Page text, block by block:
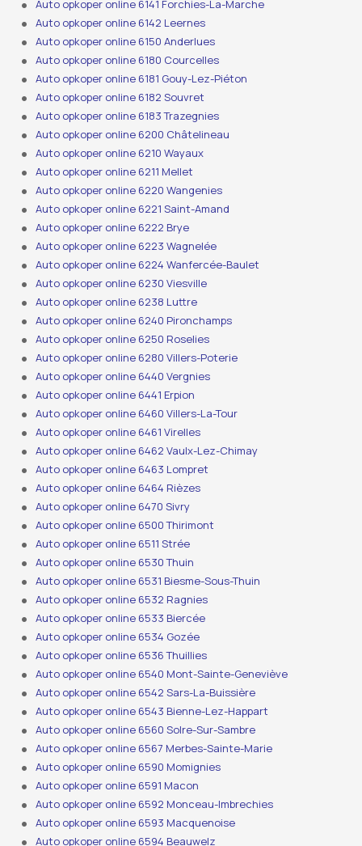
Auto opkoper online 6141 Forchies-La-Marche
Auto opkoper online 6142 Leernes
Auto opkoper online 6150 Anderlues
Auto opkoper online 6180 Courcelles
Auto opkoper online 6181 Gouy-Lez-Piéton
Auto opkoper online 6182 Souvret
Auto opkoper online 6183 Trazegnies
Auto opkoper online 6200 Châtelineau
Auto opkoper online 6210 Wayaux
Auto opkoper online 6211 Mellet
Auto opkoper online 6220 Wangenies
Auto opkoper online 6221 Saint-Amand
Auto opkoper online 6222 Brye
Auto opkoper online 6223 Wagnelée
Auto opkoper online 6224 Wanfercée-Baulet
Auto opkoper online 6230 Viesville
Auto opkoper online 6238 Luttre
Auto opkoper online 6240 Pironchamps
Auto opkoper online 6250 Roselies
Auto opkoper online 6280 Villers-Poterie
Auto opkoper online 6440 Vergnies
Auto opkoper online 6441 Erpion
Auto opkoper online 6460 Villers-La-Tour
Auto opkoper online 6461 Virelles
Auto opkoper online 6462 Vaulx-Lez-Chimay
Auto opkoper online 6463 Lompret
Auto opkoper online 6464 Rièzes
Auto opkoper online 6470 Sivry
Auto opkoper online 6500 Thirimont
Auto opkoper online 6511 Strée
Auto opkoper online 6530 Thuin
Auto opkoper online 6531 Biesme-Sous-Thuin
Auto opkoper online 6532 Ragnies
Auto opkoper online 6533 Biercée
Auto opkoper online 6534 Gozée
Auto opkoper online 6536 Thuillies
Auto opkoper online 6540 Mont-Sainte-Geneviève
Auto opkoper online 6542 Sars-La-Buissière
Auto opkoper online 6543 Bienne-Lez-Happart
Auto opkoper online 6560 Solre-Sur-Sambre
Auto opkoper online 6567 Merbes-Sainte-Marie
Auto opkoper online 6590 Momignies
Auto opkoper online 6591 Macon
Auto opkoper online 6592 Monceau-Imbrechies
Auto opkoper online 6593 Macquenoise
Auto opkoper online 6594 Beauwelz